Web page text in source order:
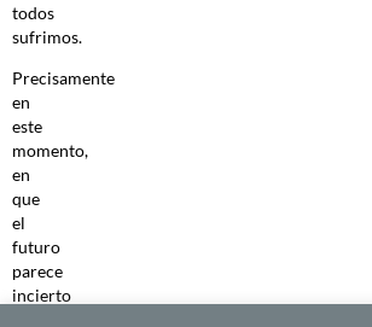
todos
sufrimos.
Precisamente
en
este
momento,
en
que
el
futuro
parece
incierto